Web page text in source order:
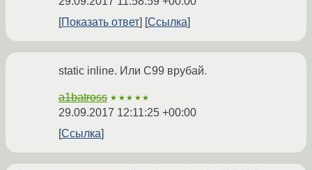
Показать ответ
Ссылка
static inline. Или С99 врубай.
a1batross ★★★★★
29.09.2017 12:11:25 +00:00
Ссылка